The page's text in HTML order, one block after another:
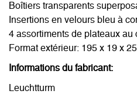
Boîtiers transparents
Insertions en velours bleu à
4 assortiments de plateaux au
Format extérieur: 195 x 19 x
Informations du fabricant:
Leuchtturm